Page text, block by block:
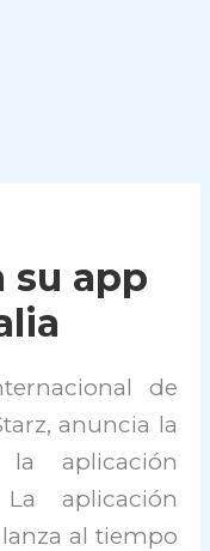
su app
de
anuncia la
aplicación
aplicación
al tiempo